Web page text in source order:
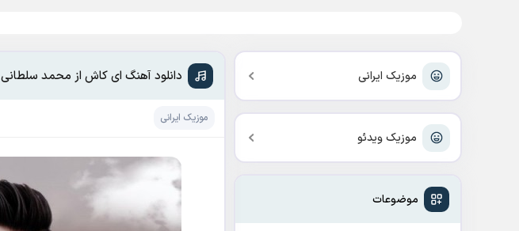
موزیک ایرانی
موزیک ویدئو
موضوعات
دانلود آهنگ ای کاش از محمد سلطانی
موزیک ایرانی